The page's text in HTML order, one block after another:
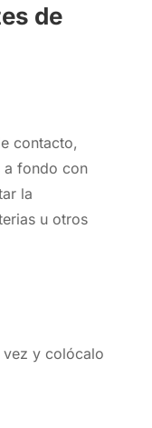
de
contacto,
a fondo con
la
u otros
vez y colócalo